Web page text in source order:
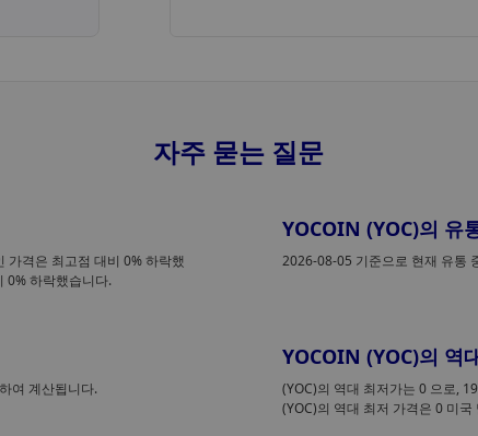
자주 묻는 질문
가격은 최고점 대비 0% 하락했
0% 하락했습니다.
YOCOIN (YOC)의 유
2026-08-05 기준으로 현재 유통
여 계산됩니다.
YOCOIN (YOC)의 역
(YOC)의 역대 최저가는 0 으로,
(YOC)의 역대 최저 가격은 0 미